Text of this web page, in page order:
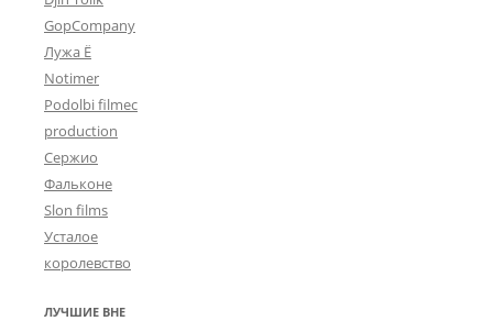
GopCompany
Лужа Ё
Notimer
Podolbi filmec
production
Сержио
Фальконе
Slon films
Усталое
королевство
ЛУЧШИЕ ВНЕ